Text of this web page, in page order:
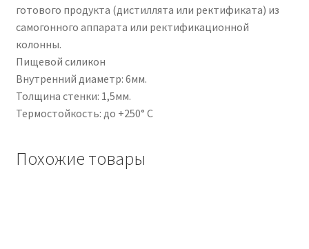
готового продукта (дистиллята или ректификата) из
самогонного аппарата или ректификационной
колонны.
Пищевой силикон
Внутренний диаметр: 6мм.
Толщина стенки: 1,5мм.
Термостойкость: до +250° С
Похожие товары